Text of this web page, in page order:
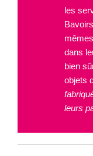
les
dans
bien
objets
leurs